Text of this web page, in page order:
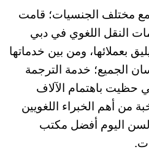
مختلف الجنسيات؛ قامت
النقل اللغوي في دبي
بعملائها، ومن بين خدماتها
الجميع؛ خدمة الترجمة
حظيت باهتمام الآلاف
من أهم الخبراء اللغويين
اليوم أفضل مكتب